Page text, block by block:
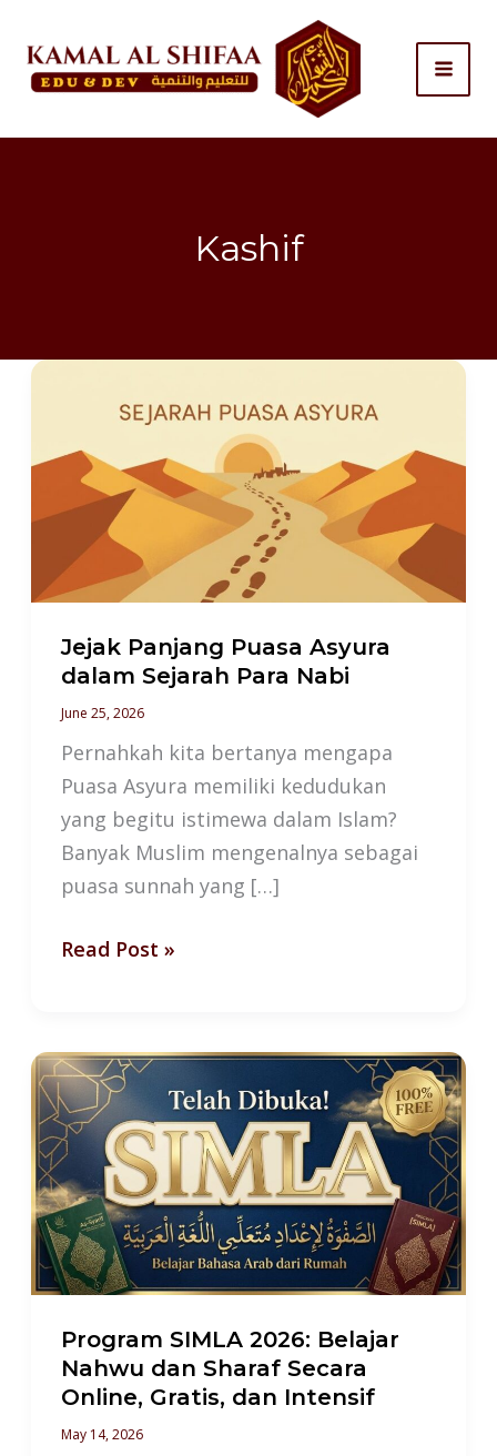
content
Kashif
Jejak Panjang Puasa Asyura
dalam Sejarah Para Nabi
June 25, 2026
Pernahkah kita bertanya mengapa
Puasa Asyura memiliki kedudukan
yang begitu istimewa dalam Islam?
Banyak Muslim mengenalnya sebagai
puasa sunnah yang […]
Panjang
Asyura
dalam
Sejarah
Para
Nabi
Read Post »
Program SIMLA 2026: Belajar
Nahwu dan Sharaf Secara
Online, Gratis, dan Intensif
May 14, 2026
Program
SIMLA
2026:
Belajar
Nahwu
dan
Sharaf
Secara
Online,
Gratis,
dan
Intensif